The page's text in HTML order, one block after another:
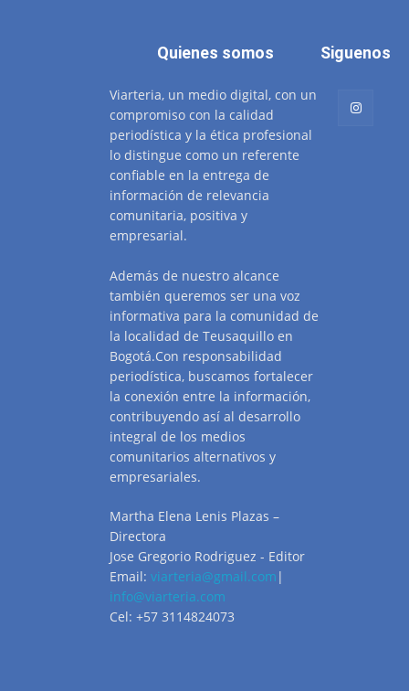
Quienes somos
Viarteria, un medio digital, con un
compromiso con la calidad
periodística y la ética profesional
lo distingue como un referente
confiable en la entrega de
información de relevancia
comunitaria, positiva y
empresarial.
Además de nuestro alcance
también queremos ser una voz
informativa para la comunidad de
la localidad de Teusaquillo en
Bogotá.Con responsabilidad
periodística, buscamos fortalecer
la conexión entre la información,
contribuyendo así al desarrollo
integral de los medios
comunitarios alternativos y
empresariales.
Martha Elena Lenis Plazas –
Directora
Jose Gregorio Rodriguez - Editor
Email: viarteria@gmail.com |
info@viarteria.com
Cel: +57 3114824073
Siguenos